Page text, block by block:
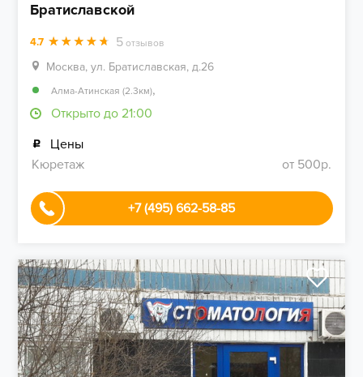
Братиславской
4.7 5 отзывов
Москва, ул. Братиславская, д.26
Алма-Атинская (2.3км),
Открыто до 21:00
Цены
Кюретаж
от 500р.
+7 (495) 662-58-85